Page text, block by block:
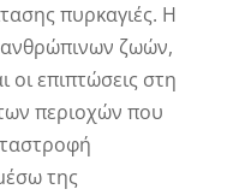
πυρκαγιές. Η
ζωών,
οι επιπτώσεις στη
περιοχών που
της